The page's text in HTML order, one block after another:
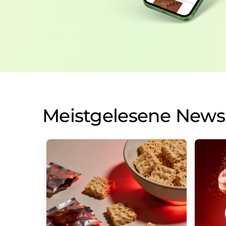
Meistgelesene News